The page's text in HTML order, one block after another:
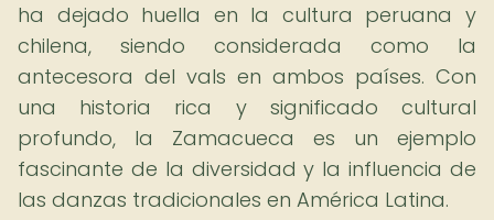
ha dejado huella en la cultura peruana y
chilena, siendo considerada como la
antecesora del vals en ambos países. Con
una historia rica y significado cultural
profundo, la Zamacueca es un ejemplo
fascinante de la diversidad y la influencia de
las danzas tradicionales en América Latina.